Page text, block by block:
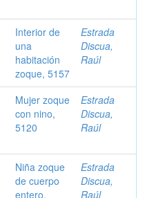
Interior de
una
habitación
zoque, 5157
Estrada
Discua,
Raúl
Mujer zoque
con nino,
5120
Estrada
Discua,
Raúl
Niña zoque
de cuerpo
entero,
Estrada
Discua,
Raúl